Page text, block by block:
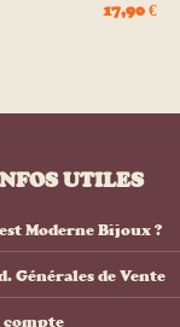
17,90 €
UTILES
Moderne Bijoux ?
Générales de Vente
compte